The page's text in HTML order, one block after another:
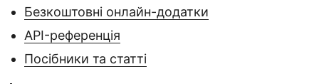
Безкоштовні онлайн-додатки
API-референція
Посібники та статті